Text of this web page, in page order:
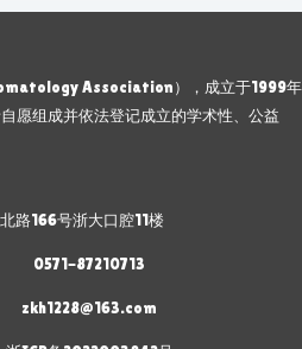
Association），成立于1999年
愿组成并依法登记成立的学术性、公益
路166号浙大口腔11楼
0571-87210713
zkh1228@163.com